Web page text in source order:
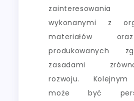
wykonanymi z
materiałów
produkowanych
zasadami
rozwoju.
może być